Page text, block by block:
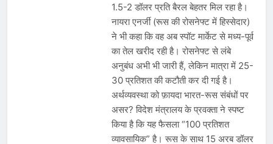
1.5-2 डॉलर प्रति बैरल बेहतर मिल रहा है।
नायरा एनर्जी (रूस की रोसनेफ्ट में हिस्सेदार)
ने भी कहा कि वह अब स्पॉट मार्केट से मध्य-पूर्व
का तेल खरीद रही है। रोसनेफ्ट से लंबे
अनुबंध अभी भी जारी हैं, लेकिन मात्रा में 25-
30 प्रतिशत की कटौती कर दी गई है।
अर्थव्यवस्था को फ़ायदा भारत-रूस संबंधों पर
असर? विदेश मंत्रालय के प्रवक्ता ने स्पष्ट
किया है कि यह फैसला “100 प्रतिशत
व्यावसायिक” है। रूस के साथ 15 अरब डॉलर